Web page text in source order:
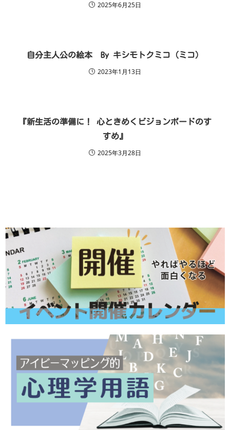
2025年6月25日
自分主人公の絵本 By キシモトクミコ（ミコ）
2023年1月13日
『新生活の準備に！ 心ときめくビジョンボードのす
すめ』
2025年3月28日